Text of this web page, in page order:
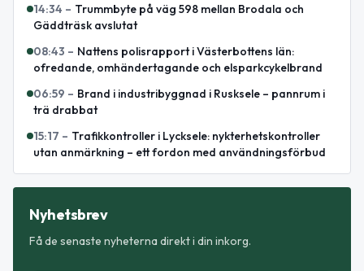
14:34 – Trummbyte på väg 598 mellan Brodala och
Gäddträsk avslutat
08:43 – Nattens polisrapport i Västerbottens län:
ofredande, omhändertagande och elsparkcykelbrand
06:59 – Brand i industribyggnad i Rusksele – pannrum i
trä drabbat
15:17 – Trafikkontroller i Lycksele: nykterhetskontroller
utan anmärkning – ett fordon med användningsförbud
Nyhetsbrev
Få de senaste nyheterna direkt i din inkorg.